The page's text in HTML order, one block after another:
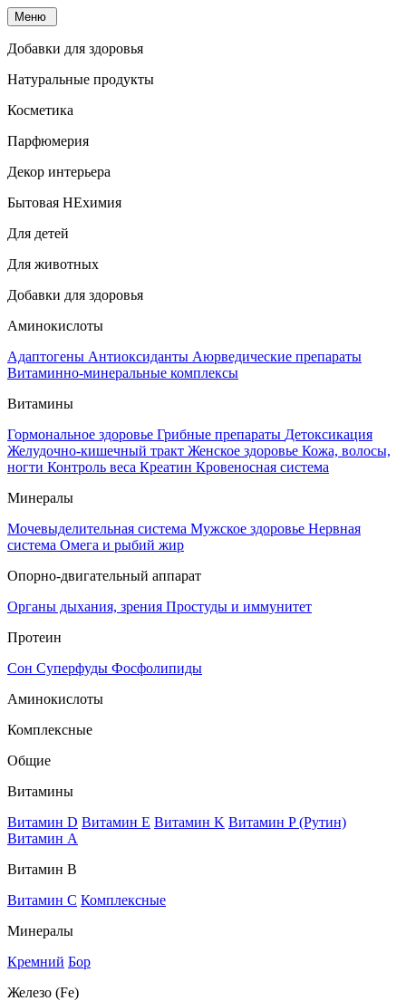
Меню
Добавки для здоровья
Натуральные продукты
Косметика
Парфюмерия
Декор интерьера
Бытовая НЕхимия
Для детей
Для животных
Добавки для здоровья
Аминокислоты
Адаптогены Антиоксиданты Аюрведические препараты
Витаминно-минеральные комплексы
Витамины
Гормональное здоровье Грибные препараты Детоксикация
Желудочно-кишечный тракт Женское здоровье Кожа, волосы,
ногти Контроль веса Креатин Кровеносная система
Минералы
Мочевыделительная система Мужское здоровье Нервная
система Омега и рыбий жир
Опорно-двигательный аппарат
Органы дыхания, зрения Простуды и иммунитет
Протеин
Сон Суперфуды Фосфолипиды
Аминокислоты
Комплексные
Общие
Витамины
Витамин D Витамин E Витамин K Витамин P (Рутин)
Витамин А
Витамин В
Витамин C Комплексные
Минералы
Кремний Бор
Железо (Fe)